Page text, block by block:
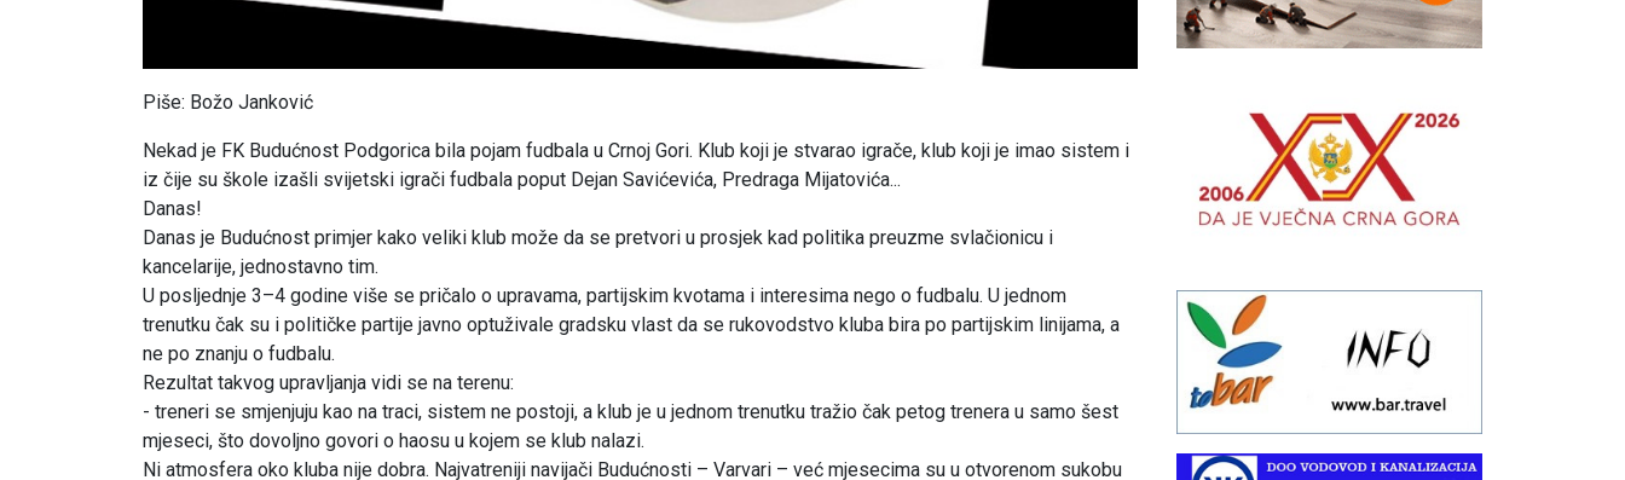
Piše: Božo Janković
Nekad je FK Budućnost Podgorica bila pojam fudbala u Crnoj Gori. Klub koji je stvarao igrače, klub koji je imao sistem i
iz čije su škole izašli svijetski igrači fudbala poput Dejan Savićevića, Predraga Mijatovića...
Danas!
Danas je Budućnost primjer kako veliki klub može da se pretvori u prosjek kad politika preuzme svlačionicu i
kancelarije, jednostavno tim.
U posljednje 3–4 godine više se pričalo o upravama, partijskim kvotama i interesima nego o fudbalu. U jednom
trenutku čak su i političke partije javno optuživale gradsku vlast da se rukovodstvo kluba bira po partijskim linijama, a
ne po znanju o fudbalu.
Rezultat takvog upravljanja vidi se na terenu:
- treneri se smjenjuju kao na traci, sistem ne postoji, a klub je u jednom trenutku tražio čak petog trenera u samo šest
mjeseci, što dovoljno govori o haosu u kojem se klub nalazi.
Ni atmosfera oko kluba nije dobra. Najvatreniji navijači Budućnosti – Varvari – već mjesecima su u otvorenom sukobu